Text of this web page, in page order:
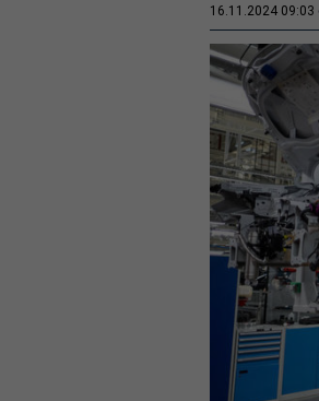
16.11.2024 09:03